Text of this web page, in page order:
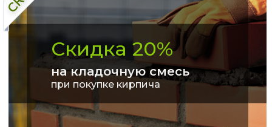
Скидка 20%
на кладочную смесь
при покупке кирпича